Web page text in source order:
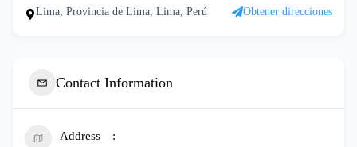
Lima, Provincia de Lima, Lima, Perú Obtener direcciones
Contact Information
Address